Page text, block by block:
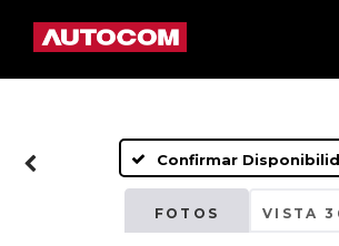
Confirmar
FOTOS VISTA
Fotos
Por favor,